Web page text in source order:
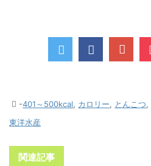
-401～500kcal, カロリー, とんこつ,
東洋水産
関連記事